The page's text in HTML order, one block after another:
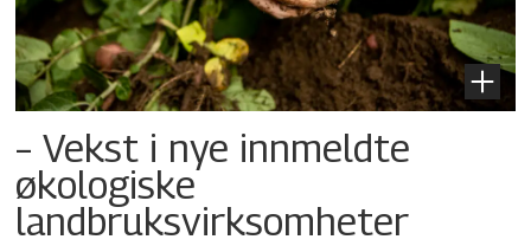
– Vekst i nye innmeldte
økologiske
landbruksvirksomheter